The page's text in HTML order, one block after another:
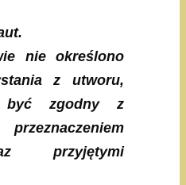
nie określono
z utworu,
być zgodny z
przyjętymi